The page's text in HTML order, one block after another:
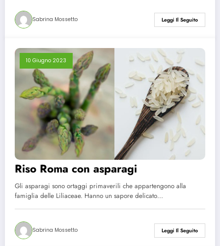
Sabrina Mossetto Leggi Il Seguito
10 Giugno 2023
Riso Roma con asparagi
Gli asparagi sono ortaggi primaverili che appartengono alla
famiglia delle Liliaceae. Hanno un sapore delicato…
Sabrina Mossetto Leggi Il Seguito